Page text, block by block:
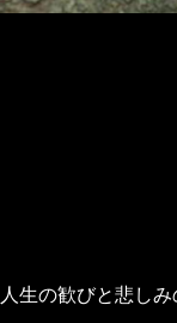
生の歓びと悲し